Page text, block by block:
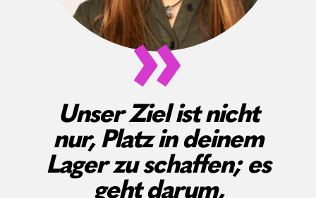
Unser Ziel ist nicht
nur, Platz in deinem
Lager zu schaffen; es
geht darum,